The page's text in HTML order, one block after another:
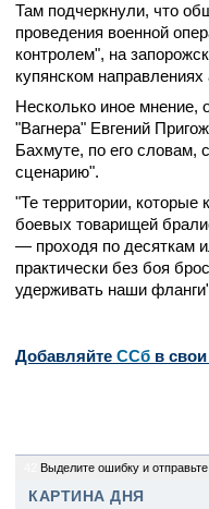
Там подчеркнули, что
проведения военной
контролем", на
купянском
Несколько иное мнение,
"Вагнера" Евгений
Бахмуте, по его словам,
сценарию".
"Те территории,
боевых товарищей
— проходя по десяткам
практически без боя
удерживать наши
Добавляйте CСб в
Выделите ошибку и
КАРТИНА ДНЯ